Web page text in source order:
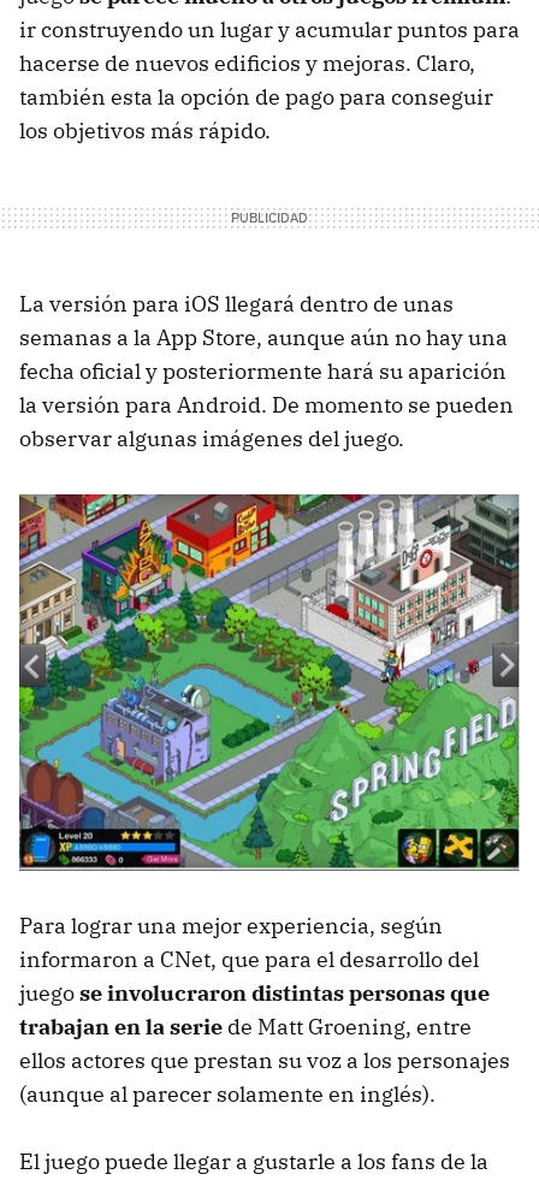
ir construyendo un lugar y acumular puntos para
hacerse de nuevos edificios y mejoras. Claro,
también esta la opción de pago para conseguir
los objetivos más rápido.
La versión para iOS llegará dentro de unas
semanas a la App Store, aunque aún no hay una
fecha oficial y posteriormente hará su aparición
la versión para Android. De momento se pueden
observar algunas imágenes del juego.
Para lograr una mejor experiencia, según
informaron a CNet, que para el desarrollo del
juegose involucraron distintas personas que
trabajan en la serie de Matt Groening, entre
ellos actores que prestan su voz a los personajes
(aunque al parecer solamente en inglés).
El juego puede llegar a gustarle a los fans de la